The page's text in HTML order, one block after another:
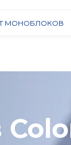
МОНОБЛОКОВ